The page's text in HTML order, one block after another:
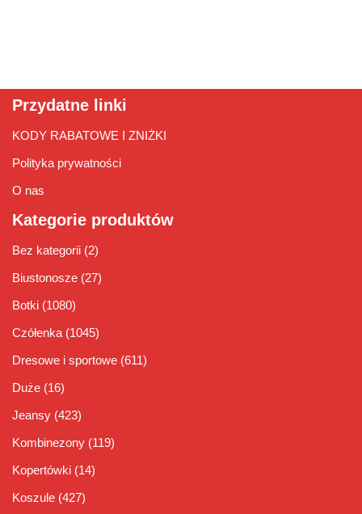
Przydatne linki
KODY RABATOWE I ZNIŻKI
Polityka prywatności
O nas
Kategorie produktów
Bez kategorii (2)
Biustonosze (27)
Botki (1080)
Czółenka (1045)
Dresowe i sportowe (611)
Duże (16)
Jeansy (423)
Kombinezony (119)
Kopertówki (14)
Koszule (427)